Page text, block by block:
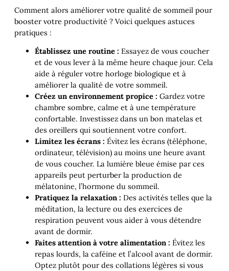
Comment alors améliorer votre qualité de sommeil pour
booster votre productivité ? Voici quelques astuces
pratiques :
Établissez une routine : Essayez de vous coucher
et de vous lever à la même heure chaque jour. Cela
aide à réguler votre horloge biologique et à
améliorer la qualité de votre sommeil.
Créez un environnement propice : Gardez votre
chambre sombre, calme et à une température
confortable. Investissez dans un bon matelas et
des oreillers qui soutiennent votre confort.
Limitez les écrans : Évitez les écrans (téléphone,
ordinateur, télévision) au moins une heure avant
de vous coucher. La lumière bleue émise par ces
appareils peut perturber la production de
mélatonine, l’hormone du sommeil.
Pratiquez la relaxation : Des activités telles que la
méditation, la lecture ou des exercices de
respiration peuvent vous aider à vous détendre
avant de dormir.
Faites attention à votre alimentation : Évitez les
repas lourds, la caféine et l’alcool avant de dormir.
Optez plutôt pour des collations légères si vous